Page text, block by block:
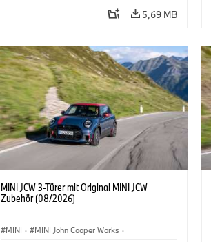
5,69 MB
MINI JCW 3-Türer mit Original MINI JCW
Zubehör (08/2026)
MINI · MINI John Cooper Works ·